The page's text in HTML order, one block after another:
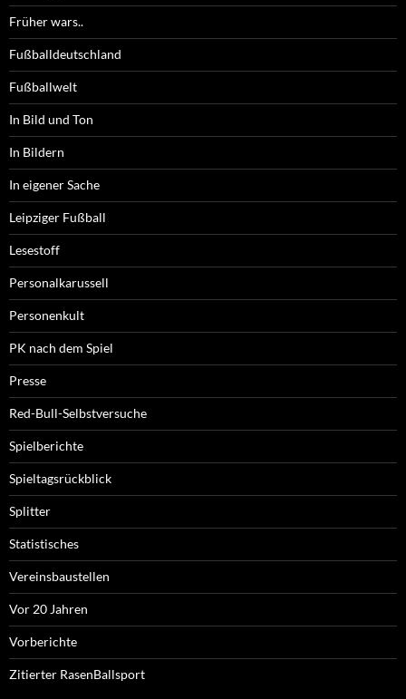
Früher wars..
Fußballdeutschland
Fußballwelt
In Bild und Ton
In Bildern
In eigener Sache
Leipziger Fußball
Lesestoff
Personalkarussell
Personenkult
PK nach dem Spiel
Presse
Red-Bull-Selbstversuche
Spielberichte
Spieltagsrückblick
Splitter
Statistisches
Vereinsbaustellen
Vor 20 Jahren
Vorberichte
Zitierter RasenBallsport